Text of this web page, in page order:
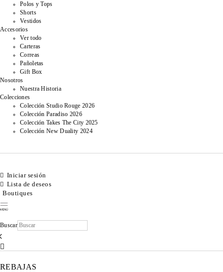
Polos y Tops
Shorts
Vestidos
Accesorios
Ver todo
Carteras
Correas
Pañoletas
Gift Box
Nosotros
Nuestra Historia
Colecciones
Colección Studio Rouge 2026
Colección Paradiso 2026
Colección Takes The City 2025
Colección New Duality 2024
Iniciar sesión
Lista de deseos
Boutiques
Buscar
REBAJAS